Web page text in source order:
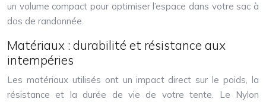
un volume compact pour optimiser l’espace dans votre sac à
dos de randonnée.
Matériaux : durabilité et résistance aux
intempéries
Les matériaux utilisés ont un impact direct sur le poids, la
résistance et la durée de vie de votre tente. Le Nylon